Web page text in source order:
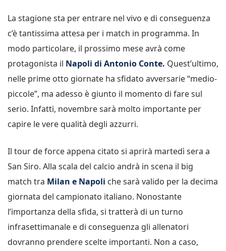
La stagione sta per entrare nel vivo e di conseguenza
c’è tantissima attesa per i match in programma. In
modo particolare, il prossimo mese avrà come
protagonista il Napoli di Antonio Conte. Quest’ultimo,
nelle prime otto giornate ha sfidato avversarie “medio-
piccole”, ma adesso è giunto il momento di fare sul
serio. Infatti, novembre sarà molto importante per
capire le vere qualità degli azzurri.
Il tour de force appena citato si aprirà martedì sera a
San Siro. Alla scala del calcio andrà in scena il big
match tra Milan e Napoli che sarà valido per la decima
giornata del campionato italiano. Nonostante
l’importanza della sfida, si tratterà di un turno
infrasettimanale e di conseguenza gli allenatori
dovranno prendere scelte importanti. Non a caso,